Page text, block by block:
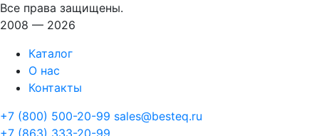
Все права защищены.
2008 — 2026
Каталог
О нас
Контакты
+7 (800) 500-20-99 sales@besteq.ru
+7 (863) 333-20-99